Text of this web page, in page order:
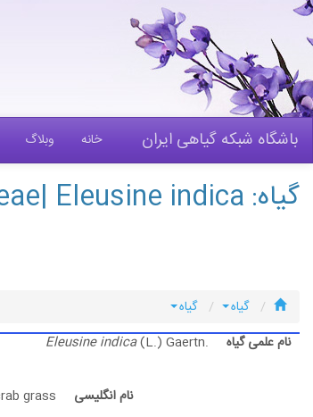
باشگاه شبکه گیاهی ایران خانه وبلاگ
گیاه: Poaceae| Eleusine indica| چمن خرچنگی هرز، چمن غاز
گیاه
گیاه
نام علمی گیاه
Eleusine indica(L.) Gaertn.
نام انگلیسی
grass